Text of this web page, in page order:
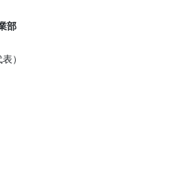
部
）